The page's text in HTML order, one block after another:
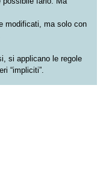
modificati, ma solo con
si applicano le regole
“impliciti”.